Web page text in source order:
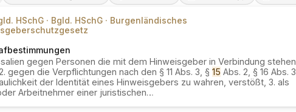
HSchG · Bgld. HSchG · Burgenländisches
gegen Personen die mit dem Hinweisgeber in Verbindung stehen
gegen die Verpflichtungen nach den § 11 Abs. 3, § 15 Abs. 2, § 16 Abs. 3,
der Identität eines Hinweisgebers zu wahren, verstößt, 3. als
Arbeitnehmer einer juristischen…